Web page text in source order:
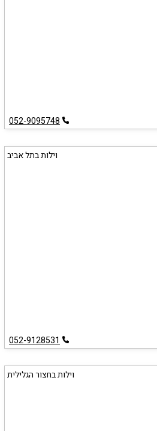
052-9095748
וילות בתל אביב
052-9128531
וילות בחצור הגלילית